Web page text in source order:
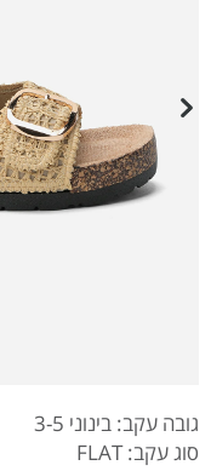
גובה עקב: בינוני 3-5
סוג עקב: FLAT